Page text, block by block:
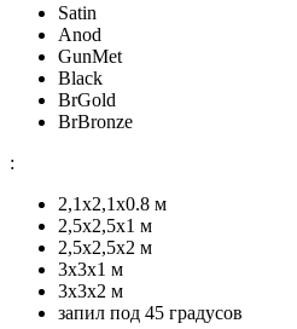
Satin
Anod
GunMet
Black
BrGold
BrBronze
:
2,1x2,1х0.8 м
2,5x2,5х1 м
2,5х2,5х2 м
3х3х1 м
3х3х2 м
запил под 45 градусов